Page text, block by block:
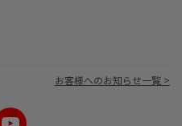
お客様へのお知らせ一覧 >